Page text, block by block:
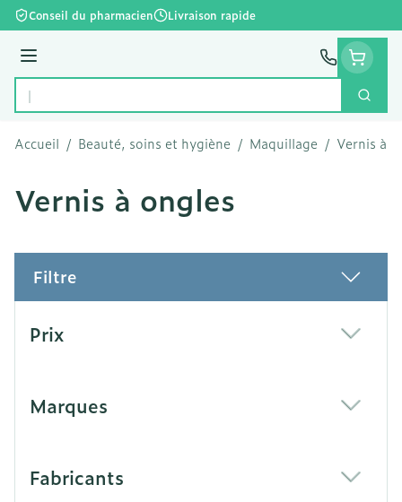
Aller au contenu
Conseil du pharmacien Livraison rapide
Menu
Rechercher
Accueil / Beauté, soins et hygiène / Maquillage / Vernis à
Vernis à ongles
Filtre
Prix
Marques
Fabricants